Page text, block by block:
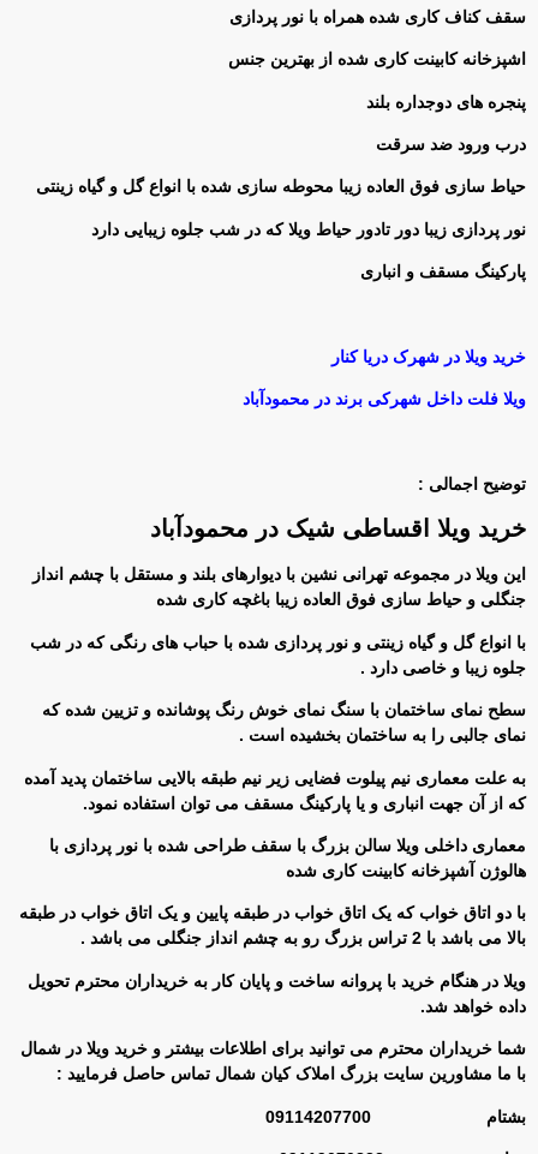
سقف کناف کاری شده همراه با نور پردازی
اشپزخانه کابینت کاری شده از بهترین جنس
پنجره های دوجداره بلند
درب ورود ضد سرقت
حیاط سازی فوق العاده زیبا محوطه سازی شده با انواع گل و گیاه زینتی
نور پردازی زیبا دور تادور حیاط ویلا که در شب جلوه زیبایی دارد
پارکینگ مسقف و انباری
خرید ویلا در شهرک دریا کنار
ویلا فلت داخل شهرکی برند در محمودآباد
توضیح اجمالی :
خرید ویلا اقساطی شیک در محمودآباد
این ویلا در مجموعه تهرانی نشین با دیوارهای بلند و مستقل با چشم انداز
جنگلی و حیاط سازی فوق العاده زیبا باغچه کاری شده
با انواع گل و گیاه زینتی و نور پردازی شده با حباب های رنگی که در شب
جلوه زیبا و خاصی دارد .
سطح نمای ساختمان با سنگ نمای خوش رنگ پوشانده و تزیین شده که
نمای جالبی را به ساختمان بخشیده است .
به علت معماری نیم پیلوت فضایی زیر نیم طبقه بالایی ساختمان پدید آمده
که از آن جهت انباری و یا پارکینگ مسقف می توان استفاده نمود.
معماری داخلی ویلا سالن بزرگ با سقف طراحی شده با نور پردازی با
هالوژن آشپزخانه کابینت کاری شده
با دو اتاق خواب که یک اتاق خواب در طبقه پایین و یک اتاق خواب در طبقه
بالا می باشد با 2 تراس بزرگ رو به چشم انداز جنگلی می باشد .
ویلا در هنگام خرید با پروانه ساخت و پایان کار به خریداران محترم تحویل
داده خواهد شد.
شما خریداران محترم می توانید برای اطلاعات بیشتر و خرید ویلا در شمال
با ما مشاورین سایت بزرگ املاک کیان شمال تماس حاصل فرمایید :
بشتام 09114207700